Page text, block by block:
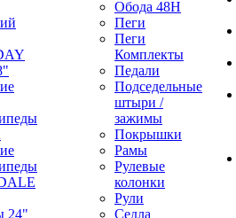
24"
Обода 48H
Пеги
Пеги
Комплекты
Педали
Подседельные
штыри /
зажимы
Покрышки
Рамы
Рулевые
колонки
Рули
Седла